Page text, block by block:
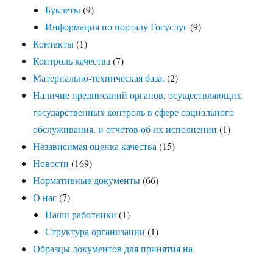
Буклеты(9)
Информация по порталу Госуслуг(9)
Контакты(1)
Контроль качества(7)
Материально-техническая база. (2)
Наличие предписаний органов, осуществляющих
государственных контроль в сфере социального
обслуживания, и отчетов об их исполнении (1)
Независимая оценка качества(15)
Новости (169)
Нормативные документы(66)
О нас(7)
Наши работники (1)
Структура организации (1)
Образцы документов для принятия на